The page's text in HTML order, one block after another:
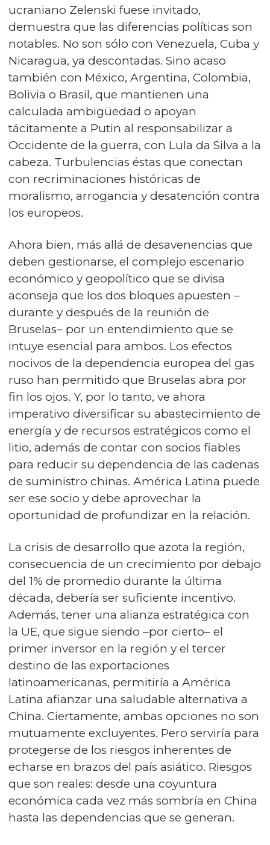
ucraniano Zelenski fuese invitado,
demuestra que las diferencias políticas son
notables. No son sólo con Venezuela, Cuba y
Nicaragua, ya descontadas. Sino acaso
también con México, Argentina, Colombia,
Bolivia o Brasil, que mantienen una
calculada ambigüedad o apoyan
tácitamente a Putin al responsabilizar a
Occidente de la guerra, con Lula da Silva a la
cabeza. Turbulencias éstas que conectan
con recriminaciones históricas de
moralismo, arrogancia y desatención contra
los europeos.
Ahora bien, más allá de desavenencias que
deben gestionarse, el complejo escenario
económico y geopolítico que se divisa
aconseja que los dos bloques apuesten –
durante y después de la reunión de
Bruselas– por un entendimiento que se
intuye esencial para ambos. Los efectos
nocivos de la dependencia europea del gas
ruso han permitido que Bruselas abra por
fin los ojos. Y, por lo tanto, ve ahora
imperativo diversificar su abastecimiento de
energía y de recursos estratégicos como el
litio, además de contar con socios fiables
para reducir su dependencia de las cadenas
de suministro chinas. América Latina puede
ser ese socio y debe aprovechar la
oportunidad de profundizar en la relación.
La crisis de desarrollo que azota la región,
consecuencia de un crecimiento por debajo
del 1% de promedio durante la última
década, debería ser suficiente incentivo.
Además, tener una alianza estratégica con
la UE, que sigue siendo –por cierto– el
primer inversor en la región y el tercer
destino de las exportaciones
latinoamericanas, permitiría a América
Latina afianzar una saludable alternativa a
China. Ciertamente, ambas opciones no son
mutuamente excluyentes. Pero serviría para
protegerse de los riesgos inherentes de
echarse en brazos del país asiático. Riesgos
que son reales: desde una coyuntura
económica cada vez más sombría en China
hasta las dependencias que se generan.